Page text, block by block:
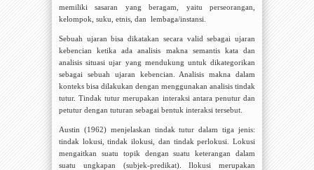
memiliki sasaran yang beragam, yaitu perseorangan,
kelompok, suku, etnis, dan lembaga/instansi.
Sebuah ujaran bisa dikatakan secara valid sebagai ujaran
kebencian ketika ada analisis makna semantis kata dan
analisis situasi ujar yang mendukung untuk dikategorikan
sebagai sebuah ujaran kebencian. Analisis makna dalam
konteks bisa dilakukan dengan menggunakan analisis tindak
tutur. Tindak tutur merupakan interaksi antara penutur dan
petutur dengan tuturan sebagai bentuk interaksi tersebut.
Austin (1962) menjelaskan tindak tutur dalam tiga jenis:
tindak lokusi,tindakilokusi dan tindakperlokusi. Lokusi
mengaitkan suatu topik dengan suatu keterangan dalam
suatu ungkapan (subjek-predikat). Ilokusi merupakan